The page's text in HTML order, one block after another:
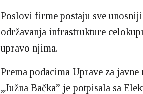
Poslovi firme postaju sve
održavanja infrastrukture
upravo njima.
Prema podacima Uprave za
„Južna Bačka” je potpisala sa